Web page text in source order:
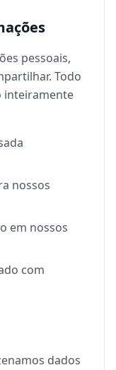
pessoais,
Todo
inteiramente
nossos
em nossos
com
dados